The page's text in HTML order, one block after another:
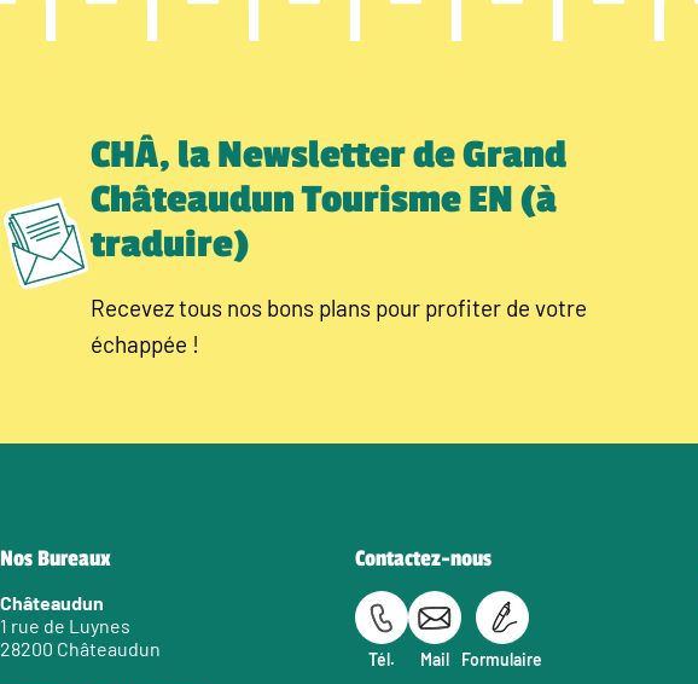
CHÂ, la Newsletter de Grand
Châteaudun Tourisme EN (à
traduire)
Recevez tous nos bons plans pour profiter de votre
échappée !
Nos Bureaux
Châteaudun
1 rue de Luynes
28200 Châteaudun
Contactez-nous
Tél. Mail Formulaire